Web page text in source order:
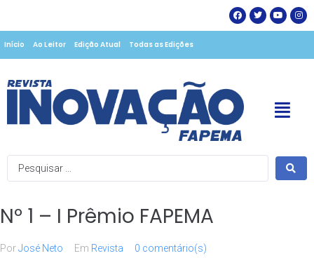
Início Ao Leitor Edição Atual Todas as Edições
Nº 1 – I Prêmio FAPEMA
PorJosé Neto Em Revista 0 comentário(s)